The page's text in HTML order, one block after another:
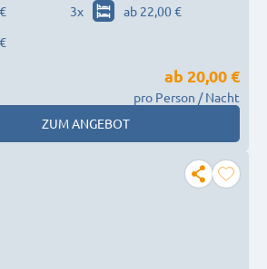
3x
ab 22,00 €
ab 20,00 €
pro Person / Nacht
ZUM ANGEBOT